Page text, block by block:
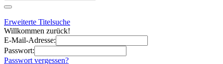
Erweiterte Titelsuche
Willkommen zurück!
E-Mail-Adresse:
Passwort:
Passwort vergessen?